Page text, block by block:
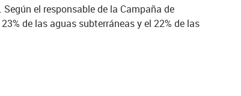
el responsable de la Campaña de
de las aguas subterráneas y el 22% de las